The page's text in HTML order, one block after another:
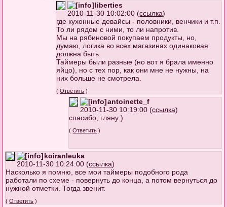
liberties
2010-11-30 10:02:00 (ссылка)
где кухонные девайсы - половники, венчики и т.п.
То ли рядом с ними, то ли напротив.
Мы на рябиновой покупаем продукты, но,
думаю, логика во всех магазинах одинаковая
должна быть.
Таймеры были разные (но вот я брала именно
яйцо), но с тех пор, как они мне не нужны, на
них больше не смотрела.
(Ответить )
antoinette_f
2010-11-30 10:19:00 (ссылка)
спасибо, гляну )
(Ответить )
koiranleuka
2010-11-30 10:24:00 (ссылка)
Насколько я помню, все мои таймеры подобного рода
работали по схеме - повернуть до конца, а потом вернуться до
нужной отметки. Тогда звенит.
(Ответить )